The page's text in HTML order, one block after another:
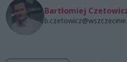
Bartłomiej